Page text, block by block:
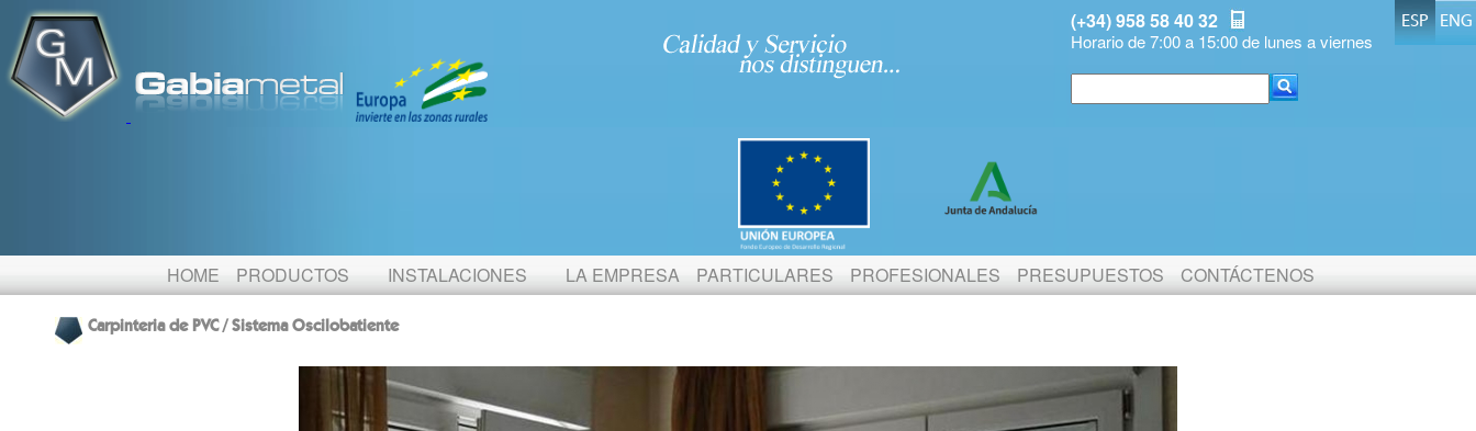
(+34) 958 58 40 32
Horario de 7:00 a 15:00 de lunes a viernes
ESP ENG
HOME PRODUCTOS INSTALACIONES LA EMPRESA PARTICULARES PROFESIONALES PRESUPUESTOS CONTÁCTENOS
Carpinteria de PVC / Sistema Oscilobatiente